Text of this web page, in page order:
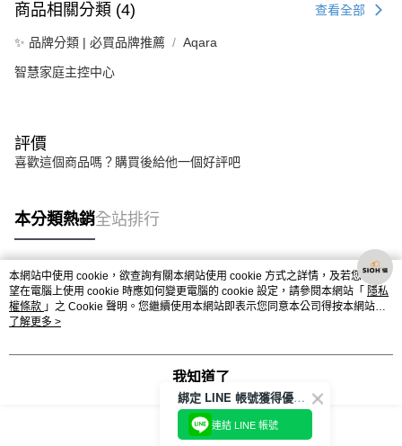
商品相關分類 (4) 查看全部
✨ 品牌分類 | 必買品牌推薦 Aqara
智慧家庭主控中心
評價
喜歡這個商品嗎？購買後給他一個好評吧
本分類熱銷全站排行
熱門標籤
本網站中使用 cookie，欲查詢有關本網站使用 cookie 方式之詳情，及若您不希
望在電腦上使用 cookie 時應如何變更電腦的 cookie 設定，請參閱本網站「 隱私
權條款 」之 Cookie 聲明。您繼續使用本網站即表示您同意本公司得按本網站使
用條款之 Cookie 聲明使用 cookie。
了解更多 >
我知道了
綁定 LINE 帳號獲得優惠券！
連結 LINE 帳號